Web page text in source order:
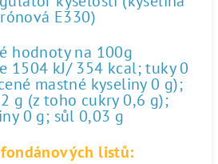
E330)
hodnoty na 100g
1504 kJ/ 354 kcal; tuky 0
mastné kyseliny 0 g);
g (z toho cukry 0,6 g);
0 g; sůl 0,03 g
listů: